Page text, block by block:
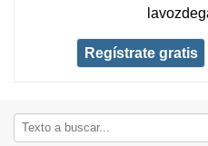
Regístrate gratis